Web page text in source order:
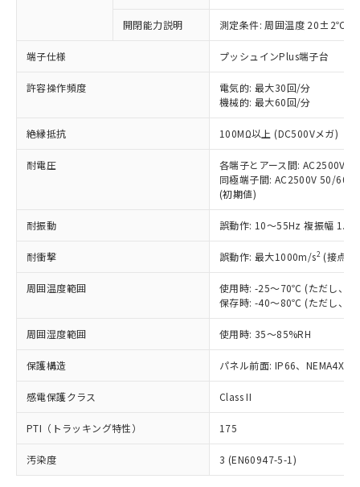
開閉能力説明 測定条件: 周囲温度 20±2℃、
端子仕様 プッシュインPlus端子台
許容操作頻度
電気的: 最大30回/分
機械的: 最大60回/分
絶縁抵抗 100MΩ以上 (DC500Vメガ)
耐電圧
各端子とアース間: AC2500V
同極端子間: AC2500V 50/
(初期値)
耐振動 誤動作: 10～55Hz 複振幅
耐衝撃 誤動作: 最大1000m/s2 (接点
周囲温度範囲
使用時: -25～70℃ (ただし、氷
保存時: -40～80℃ (ただし、氷
周囲湿度範囲 使用時: 35～85%RH
保護構造 パネル前面: IP66、NEMA4X,
感電保護クラス Class II
PTI（トラッキング特性） 175
汚染度 3 (EN60947-5-1)
以下の条件をお読みいただき、同意のうえ
本サービスは、当社制御機器事業取扱
商品の当社在庫状況および標準価格
(税抜)を提供させていただくもので
当社制御機器事業取扱商品の中には、
本サービスの対象外となる商品もある
ことをご了承ください。
在庫状況および標準価格照会結果は、
記載している更新日時点での社内デー
タに基づき作成されるものであり、閲
覧された時点での実際の在庫および標
準価格とは異なる場合があることをご
正式な納期状況および標準価格はお客
様のお取引先、またはお客様担当のオ
ムロン制御機器販売店・当社販売員に
オムロン制御機器販売店や当社販売拠
販売ネットワーク
」をご確認
ください。
在庫状況および標準価格結果を当社の
事前の承諾なく第三者に漏洩または開
示しないようお願いします。
マイパーツ機能（部品リスト作成サー
対応予定なし：EU RoHS指令（10物質）の
定はありません。
調査・確認中：EU RoHS指令（10物質）の
非含有の対応状況を調査中または確認中の
非該当品：ライセンス料など無形物で、有
害物質有無と関係のない商品です。
仕入先様の事情により、非含有部品として
いたものが、含有品と判明した場合などや
むを得ず変更することがあります。
鉛(Pb) 1000ppm以下、 水銀(Hg) 1000ppm以下、 カド
六価クロム(Cr(Ⅵ)) 1000ppm以下、ポリ臭化ビフェニル
類(PBB) 1000ppm以下、ポリ臭化ジフェニルエーテル類
(PBDE) 1000ppm以下、フタル酸ビス(2-エチルヘキシ
ル) (DEHP)(別名：DOP) 1000ppm以下、フタル酸ブチ
ルベンジル（BBP） 1000ppm以下、フタル酸ジブチル
（DBP） 1000ppm以下、フタル酸ジイソブチル
(DIBP) 1000ppm以下
但し、RoHS指令で産業用監視および制御機器に対する
フタル酸エステル類の４物質については閾値を超える意
図的な使用がないことを確認しています。
※2 対応予定月
部品在庫の切り替え状況などにより、予定
月が前後することがあります。
※1 中国RoHS○×表
「○」：最大均質材料含有率が中国RoHSの
基準値以下であることを示します。
「×」：最大均質材料含有率が中国RoHSの
基準値を超えていることを示します。
「－」：未確認です。当社販売部門へお問
Cr(Ⅵ)(六価クロム) : 1000ppm、 PBBs(ポリ臭化ビフェ
ニル類) : 1000ppm、 PBDEs(ポリ臭化ジフェニルエーテ
ル類) : 1000ppm、
DBP(フタル酸ジブチル) : 1000ppm、 DIBP(フタル酸ジ
イソブチル) : 1000ppm、 BBP(フタル酸ブチルベンジ
ル) : 1000ppm、
※2 環境保護使用期限
「ｅ」：有害物質（10物質）のすべてが基
準値以下であることを示します。
「10」：通常の使用状況下において有害物
質が外部に漏えいし、環境に深刻な影響を
当社は、これら貴社製品のうち、外国
為替および外国貿易法に定める商品
（以下｢規制貨物等」という）を輸出
または国外への提供する場合は、日本
国政府の輸出許可(または役務取引許
可)を取得するなどの必要な手続きを
当社は規制貨物を破棄する場合は、完
全に破砕するなど、違法に輸出されな
いよう必要な手段を講じます。
当社は貴社製品を、核兵器、ミサイ
ル、化学兵器、生物兵器またはその他
武器並びにこれらの製造装置等に一切
使用いたしません。
当社は、貴社製品を第三者に販売する
場合は、上記1、2および3の内容を当
該第三者に通知します。また当社は、
販売先および販売に係わる関係者が違
法に輸出するおそれがある場合は、取
○ 一定数以上の在庫あり
一定数には満たないが在庫あり
在庫なし(最新の在庫状況につ
いては、お客様のお取引先、ま
たはお客様担当のオムロン制御
機器販売店・当社販売員にご確
認ください)
受注生産機種、また在庫状況の